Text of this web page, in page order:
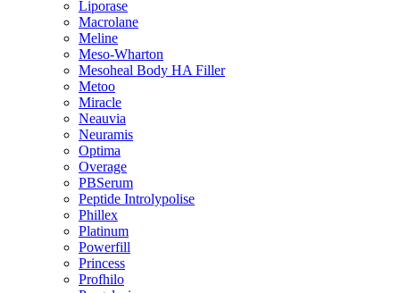
Liporase
Macrolane
Meline
Meso-Wharton
Mesoheal Body HA Filler
Metoo
Miracle
Neauvia
Neuramis
Optima
Overage
PBSerum
Peptide Introlypolise
Phillex
Platinum
Powerfill
Princess
Profhilo